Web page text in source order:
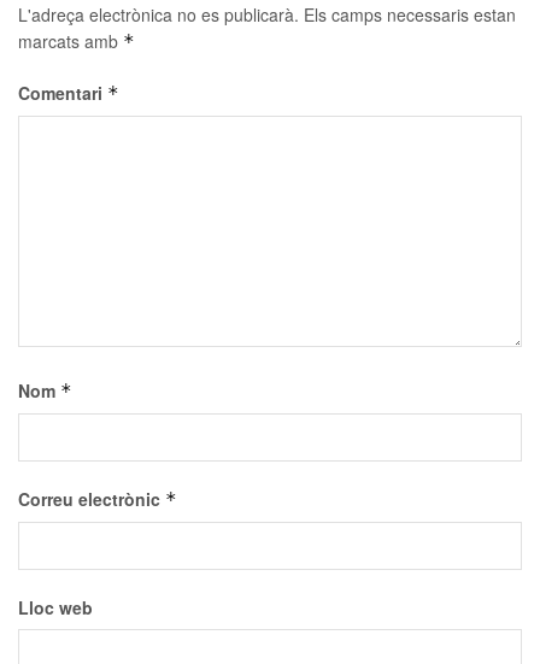
L'adreça electrònica no es publicarà. Els camps necessaris estan
marcats amb *
Comentari *
Nom *
Correu electrònic *
Lloc web